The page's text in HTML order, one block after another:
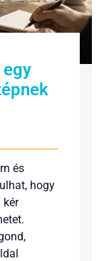
és
hogy
kér